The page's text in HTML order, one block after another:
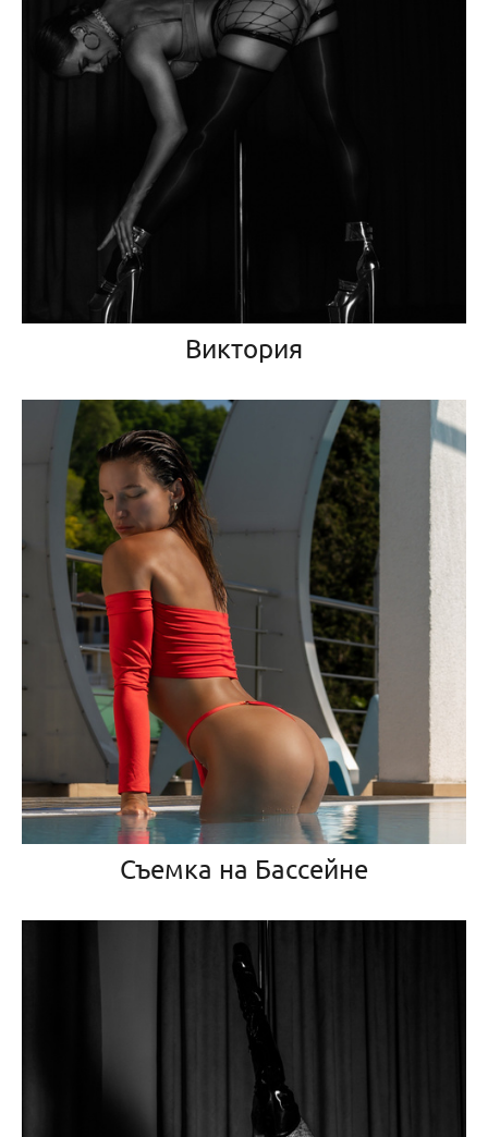
Виктория
Съемка на Бассейне